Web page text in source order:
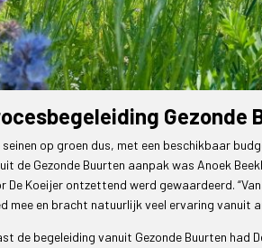
Gezonde
seinen op groen dus, met een beschikbaar
de Gezonde Buurten aanpak was Anoek
De Koeijer ontzettend werd gewaardeerd.
mee en bracht natuurlijk veel ervaring vanuit
de begeleiding vanuit Gezonde Buurten had